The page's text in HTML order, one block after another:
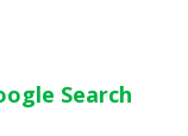
Search